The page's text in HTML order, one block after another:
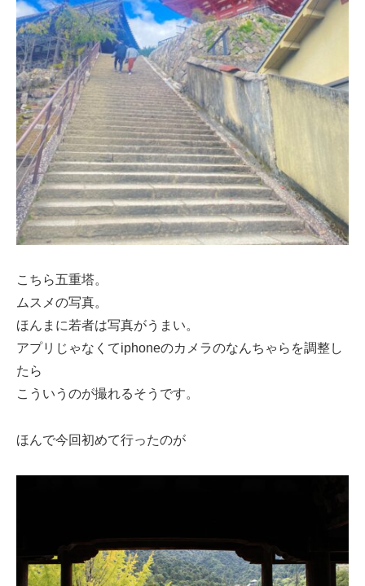
こちら五重塔。
ムスメの写真。
ほんまに若者は写真がうまい。
アプリじゃなくてiphoneのカメラのなんちゃらを調整し
たら
こういうのが撮れるそうです。
ほんで今回初めて行ったのが